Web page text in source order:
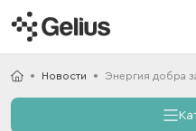
Новости Энергия добра